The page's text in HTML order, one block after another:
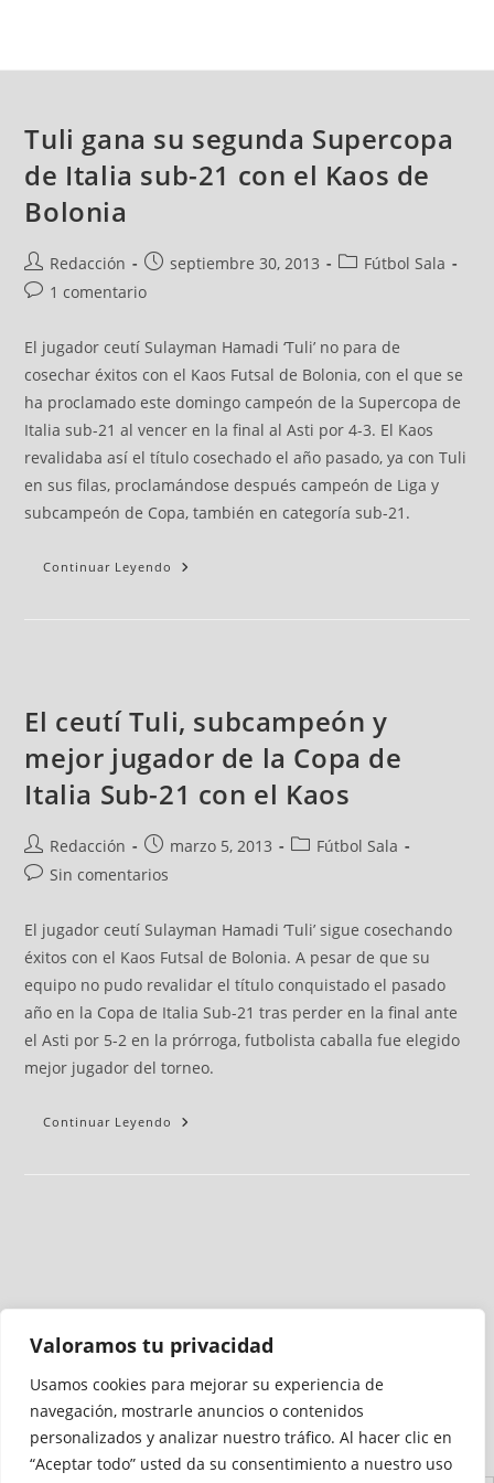
Valoramos tu privacidad
Usamos cookies para mejorar su experiencia de
navegación, mostrarle anuncios o contenidos
personalizados y analizar nuestro tráfico. Al hacer clic en
“Aceptar todo” usted da su consentimiento a nuestro uso
Tuli gana su segunda Supercopa
de Italia sub-21 con el Kaos de
Bolonia
Redacción septiembre 30, 2013
Fútbol Sala
1 comentario
El jugador ceutí Sulayman Hamadi ‘Tuli’ no para de
cosechar éxitos con el Kaos Futsal de Bolonia, con el que se
ha proclamado este domingo campeón de la Supercopa de
Italia sub-21 al vencer en la final al Asti por 4-3. El Kaos
revalidaba así el título cosechado el año pasado, ya con Tuli
en sus filas, proclamándose después campeón de Liga y
subcampeón de Copa, también en categoría sub-21.
Continuar Leyendo
El ceutí Tuli, subcampeón y
mejor jugador de la Copa de
Italia Sub-21 con el Kaos
Redacción marzo 5, 2013
Fútbol Sala
Sin comentarios
El jugador ceutí Sulayman Hamadi ‘Tuli’ sigue cosechando
éxitos con el Kaos Futsal de Bolonia. A pesar de que su
equipo no pudo revalidar el título conquistado el pasado
año en la Copa de Italia Sub-21 tras perder en la final ante
el Asti por 5-2 en la prórroga, futbolista caballa fue elegido
mejor jugador del torneo.
Continuar Leyendo
Medio auditado por